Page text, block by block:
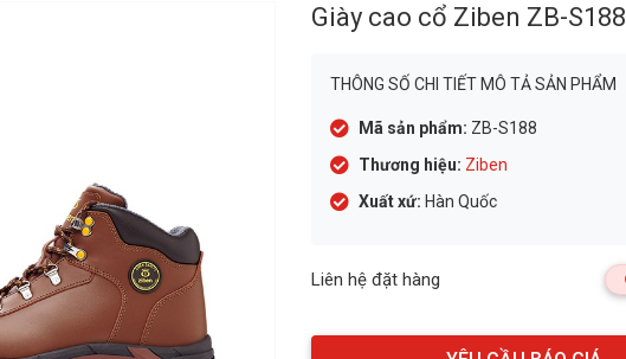
Giày cao cổ Ziben ZB-S188
THÔNG SỐ CHI TIẾT MÔ TẢ SẢN PHẨM
Mã sản phẩm: ZB-S188
Thương hiệu: Ziben
Xuất xứ: Hàn Quốc
Liên hệ đặt hàng